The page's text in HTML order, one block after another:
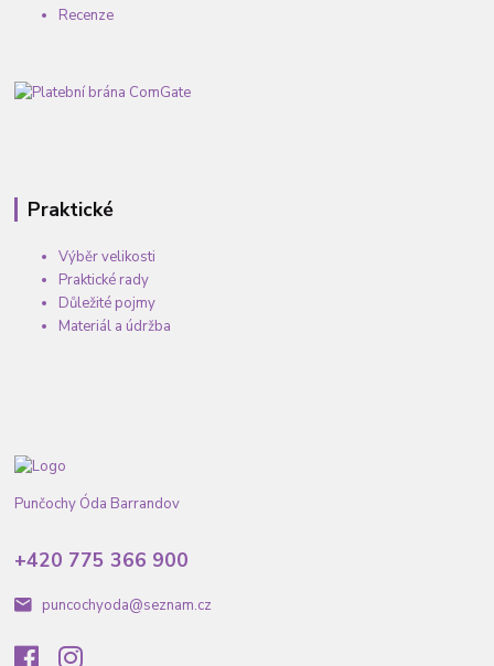
Recenze
Praktické
Výběr velikosti
Praktické rady
Důležité pojmy
Materiál a údržba
Punčochy Óda Barrandov
+420 775 366 900
puncochyoda@seznam.cz